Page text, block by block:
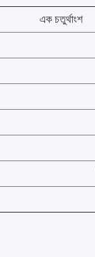
এক চতুর্থাংশ